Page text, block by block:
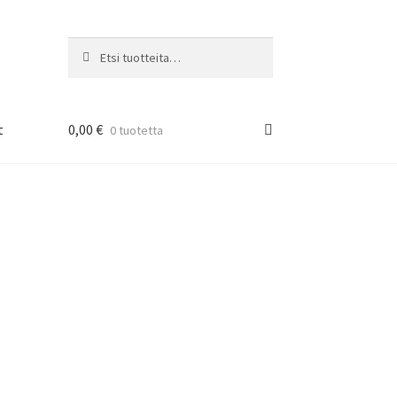
0,00 € 0 tuotetta